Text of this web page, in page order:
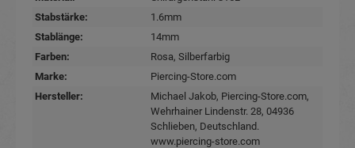
Stabstärke:
1.6mm
Stablänge:
14mm
Farben:
Rosa, Silberfarbig
Marke:
Piercing-Store.com
Hersteller:
Michael Jakob, Piercing-Store.com,
Wehrhainer Lindenstr. 28, 04936
Schlieben, Deutschland.
www.piercing-store.com